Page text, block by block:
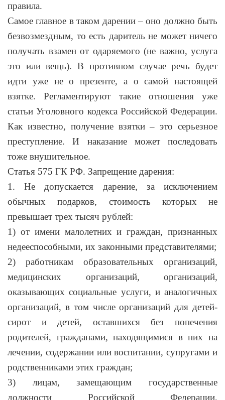
правила.
Самое главное в таком дарении – оно должно быть
безвозмездным, то есть даритель не может ничего
получать взамен от одаряемого (не важно, услуга
это или вещь). В противном случае речь будет
идти уже не о презенте, а о самой настоящей
взятке. Регламентируют такие отношения уже
статьи Уголовного кодекса Российской Федерации.
Как известно, получение взятки – это серьезное
преступление. И наказание может последовать
тоже внушительное.
Статья 575 ГК РФ. Запрещение дарения:
1. Не допускается дарение, за исключением
обычных подарков, стоимость которых не
превышает трех тысяч рублей:
1) от имени малолетних и граждан, признанных
недееспособными, их законными представителями;
2) работникам образовательных организаций,
медицинских организаций, организаций,
оказывающих социальные услуги, и аналогичных
организаций, в том числе организаций для детей-
сирот и детей, оставшихся без попечения
родителей, гражданами, находящимися в них на
лечении, содержании или воспитании, супругами и
родственниками этих граждан;
3) лицам, замещающим государственные
должности Российской Федерации,